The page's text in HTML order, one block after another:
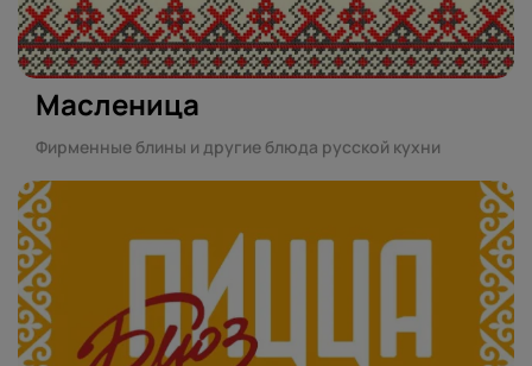
Масленица
Фирменные блины и другие блюда русской кухни